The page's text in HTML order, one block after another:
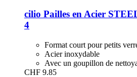
cilio Pailles en Acier
4
Format court pour petits
Acier inoxydable
Avec un goupillon de
CHF 9.85